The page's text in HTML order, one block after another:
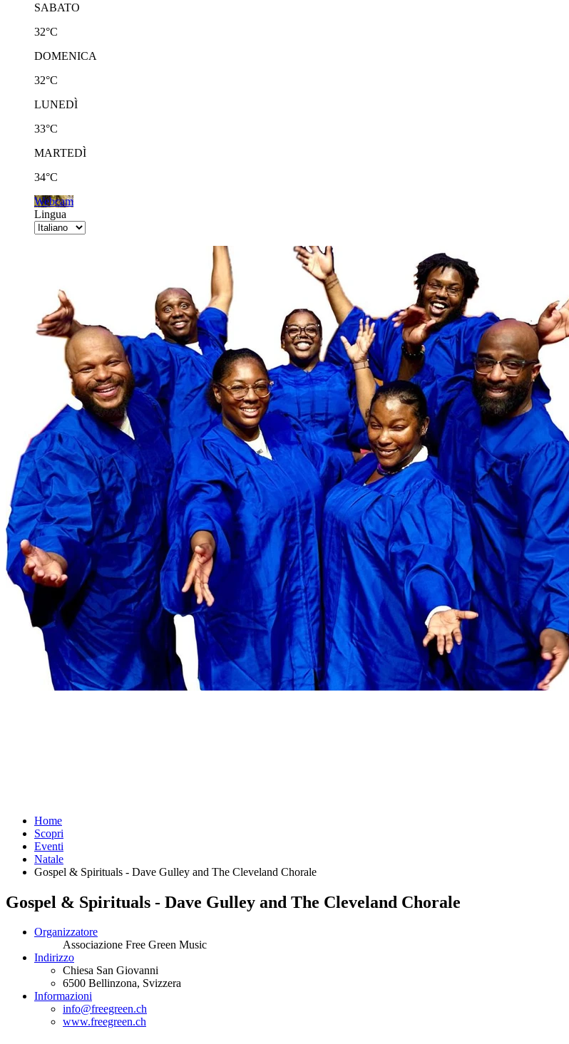
SABATO
32°C
DOMENICA
32°C
LUNEDÌ
33°C
MARTEDÌ
34°C
Webcam
Lingua
Home
Scopri
Eventi
Natale
Gospel & Spirituals - Dave Gulley and The Cleveland Chorale
Gospel & Spirituals - Dave Gulley and The Cleveland Chorale
Organizzatore
Associazione Free Green Music
Indirizzo
Chiesa San Giovanni
6500 Bellinzona, Svizzera
Informazioni
info@freegreen.ch
www.freegreen.ch